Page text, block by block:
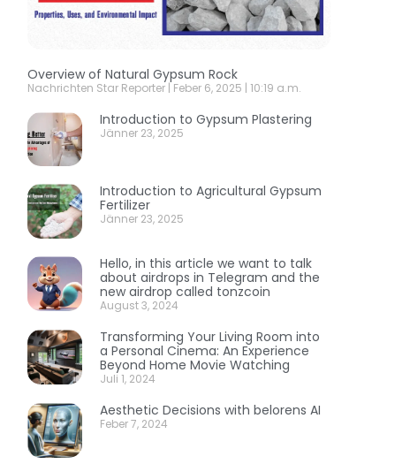
Overview of Natural Gypsum Rock
Nachrichten Star Reporter Feber 6, 2025 10:19 a.m.
Introduction to Gypsum Plastering
Jänner 23, 2025
Introduction to Agricultural Gypsum
Fertilizer
Jänner 23, 2025
Hello, in this article we want to talk
about airdrops in Telegram and the
new airdrop called tonzcoin
August 3, 2024
Transforming Your Living Room into
a Personal Cinema: An Experience
Beyond Home Movie Watching
Juli 1, 2024
Aesthetic Decisions with belorens AI
Feber 7, 2024